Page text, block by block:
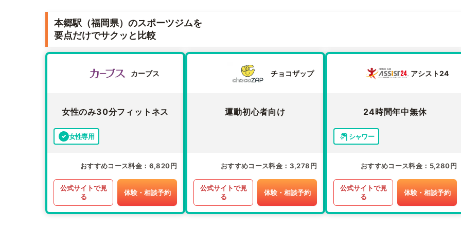
本郷駅（福岡県）のスポーツジムを
要点だけでサクッと比較
カーブス
女性のみ30分フィットネス
女性専用
おすすめコース料金 6,820円
公式サイトで見
る
体験・相談予約
チョコザップ
運動初心者向け
おすすめコース料金 3,278円
公式サイトで見
る
体験・相談予約
アシスト24
24時間年中無休
シャワー
おすすめコース料金 5,280円
公式サイトで見
る
体験・相談予約